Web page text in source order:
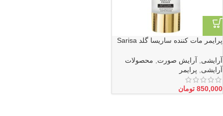
پرایمر مات کننده ساریسا گلد Sarisa
آرایشی
آرایش صورت
محصولات
آرایشی
پرایمر
850,000 تومان